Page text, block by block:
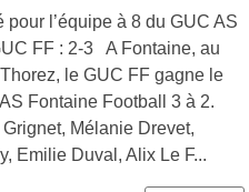
pour l’équipe à 8 du GUC AS
FF : 2-3 A Fontaine, au
le GUC FF gagne le
Fontaine Football 3 à 2.
Mélanie Drevet,
Emilie Duval, Alix Le F...